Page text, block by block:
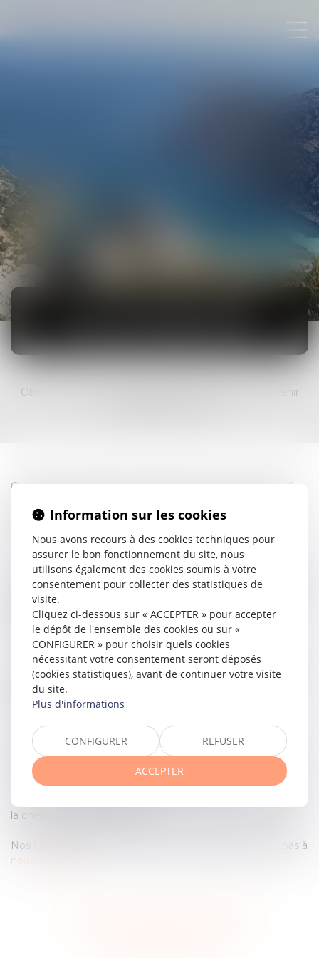
Obtenir « justice » ne signifie pas, concrètement obtenir
Gagner un procès permet d’obtenir un titre exécutoire. Ce
exécuter la décision. Autrement dit, si les débiteurs
créancier peut obtenir satisfaction par la contrainte.
Parfois à l’inverse, il convient de se défendre contre toute
procédure de saisie injustifiée ou illégitime, voire irrégulière.
Cette matière qualifiée de « procès après procès »
constitue une étape tout aussi longue que la première
phase à savoir le procès.
Les procédures civiles d’exécution permettent aussi de se
protéger en amont, grâce à des saisies conservatoires et
ainsi d'éviter, que celui qui a perdu un procès, tente
d’échapper à ses responsabilités.
Maître Yvan Martin a eu de nombreux bailleurs sociaux
comme clients institutionnels. Il défend régulièrement ses
clients devant le juge de l’exécution.
Maître Yvan Martin intervient aussi devant la CIVI ou devant
la chambre des intérêts civils.
Nos compétences en la matière sont larges, n'hésitez pas à
nous contacter
Information sur les cookies
Nous avons recours à des cookies techniques pour
assurer le bon fonctionnement du site, nous
utilisons également des cookies soumis à votre
consentement pour collecter des statistiques de
visite.
Cliquez ci-dessous sur « ACCEPTER » pour accepter
le dépôt de l'ensemble des cookies ou sur «
CONFIGURER » pour choisir quels cookies
nécessitant votre consentement seront déposés
(cookies statistiques), avant de continuer votre visite
du site.
Plus d'informations
CONFIGURER REFUSER
ACCEPTER